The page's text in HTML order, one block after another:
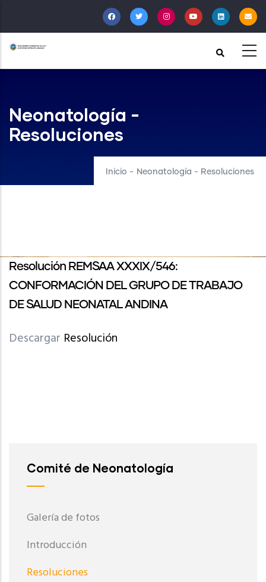
al
contenido
principal
Neonatología -
Resoluciones
Inicio - Neonatología - Resoluciones
Resolución REMSAA XXXIX/546:
CONFORMACIÓN DEL GRUPO DE TRABAJO
DE SALUD NEONATAL ANDINA
Descargar Resolución
Comité de Neonatología
Galería de fotos
Introducción
Resoluciones